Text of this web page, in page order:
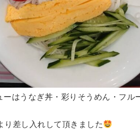
はうなぎ丼・彩りそうめん・フル
差し入れして頂きました